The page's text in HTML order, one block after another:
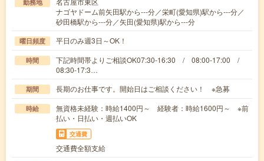
勤務地
ナゴヤドーム前矢田駅から---分／栄町(愛知県)駅から---分／
砂田橋駅から---分／矢田(愛知県)駅から---分
曜日頻度 平日のみ週3日～OK！
時間
下記時間帯よりご相談OK07:30-16:30 / 08:00-17:00 /
08:30-17:3…
期間 長期のお仕事です。開始日はご相談ください！ ※急募
時給
無資格未経験：時給1400円～ 経験者：時給1600円～ ※前
払い・日払い・週払いOK
交通費
交通費全額支給